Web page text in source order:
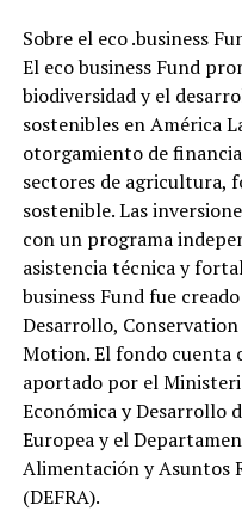
Sobre el eco .business
El eco business Fund
biodiversidad y el
sostenibles en América
otorgamiento de
sectores de agricultura,
sostenible. Las
con un programa
asistencia técnica y
business Fund fue
Desarrollo,
Motion. El fondo cuenta
aportado por el
Económica y Desarrollo
Europea y el
Alimentación y Asuntos
(DEFRA).